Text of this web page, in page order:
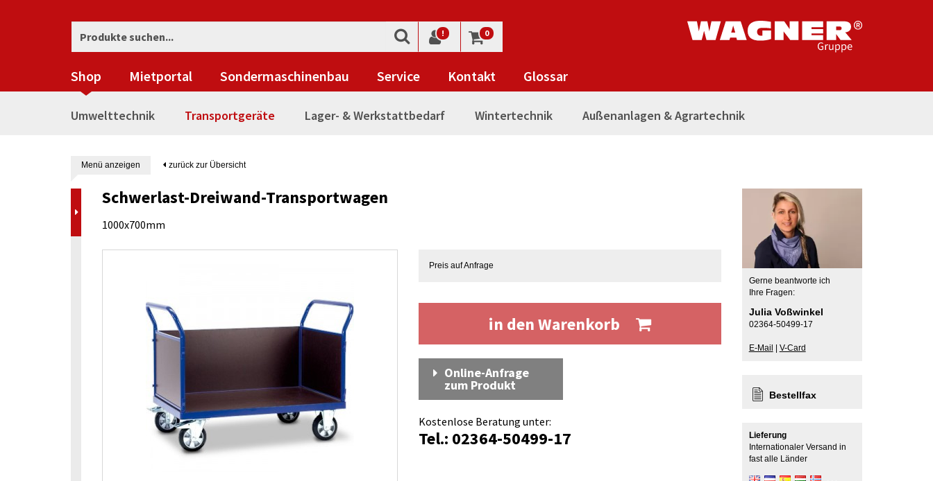
! 0
Shop Mietportal Sondermaschinenbau Service Kontakt Glossar
Umwelttechnik Transportgeräte Lager- & Werkstattbedarf Wintertechnik Außenanlagen & Agrartechnik
Menü anzeigen zurück zur Übersicht
Schwerlast-Dreiwand-Transportwagen
1000x700mm
Preis auf Anfrage
in den Warenkorb
Online-Anfrage
zum Produkt
Kostenlose Beratung unter:
Tel.: 02364-50499-17
Gerne beantworte ich
Ihre Fragen:
Julia Voßwinkel
02364-50499-17
E-Mail V-Card
Bestellfax
Lieferung
Internationaler Versand in
fast alle Länder